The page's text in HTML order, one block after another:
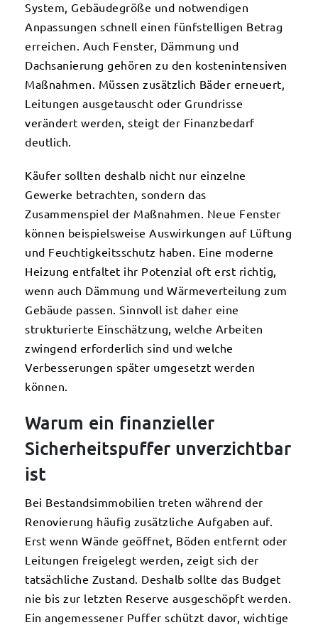
System, Gebäudegröße und notwendigen
Anpassungen schnell einen fünfstelligen Betrag
erreichen. Auch Fenster, Dämmung und
Dachsanierung gehören zu den kostenintensiven
Maßnahmen. Müssen zusätzlich Bäder erneuert,
Leitungen ausgetauscht oder Grundrisse
verändert werden, steigt der Finanzbedarf
deutlich.
Käufer sollten deshalb nicht nur einzelne
Gewerke betrachten, sondern das
Zusammenspiel der Maßnahmen. Neue Fenster
können beispielsweise Auswirkungen auf Lüftung
und Feuchtigkeitsschutz haben. Eine moderne
Heizung entfaltet ihr Potenzial oft erst richtig,
wenn auch Dämmung und Wärmeverteilung zum
Gebäude passen. Sinnvoll ist daher eine
strukturierte Einschätzung, welche Arbeiten
zwingend erforderlich sind und welche
Verbesserungen später umgesetzt werden
können.
Warum ein finanzieller
Sicherheitspuffer unverzichtbar
ist
Bei Bestandsimmobilien treten während der
Renovierung häufig zusätzliche Aufgaben auf.
Erst wenn Wände geöffnet, Böden entfernt oder
Leitungen freigelegt werden, zeigt sich der
tatsächliche Zustand. Deshalb sollte das Budget
nie bis zur letzten Reserve ausgeschöpft werden.
Ein angemessener Puffer schützt davor, wichtige